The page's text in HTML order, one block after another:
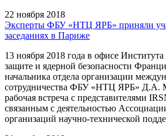
22 ноября 2018
Эксперты ФБУ «НТЦ ЯРБ» приняли
заседаниях в Париже
13 ноября 2018 года в офисе
защите и ядерной безопасности
начальника отдела организации
сотрудничества ФБУ «НТЦ ЯРБ» Д.А.
рабочая встреча с представителями
связанным с деятельностью
организаций научно-технической